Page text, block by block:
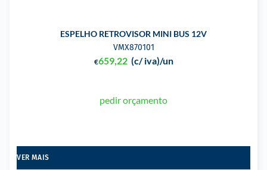
ESPELHO RETROVISOR MINI BUS 12V
VMX870101
€659,22 (c/ iva)/un
pedir orçamento
VER MAIS